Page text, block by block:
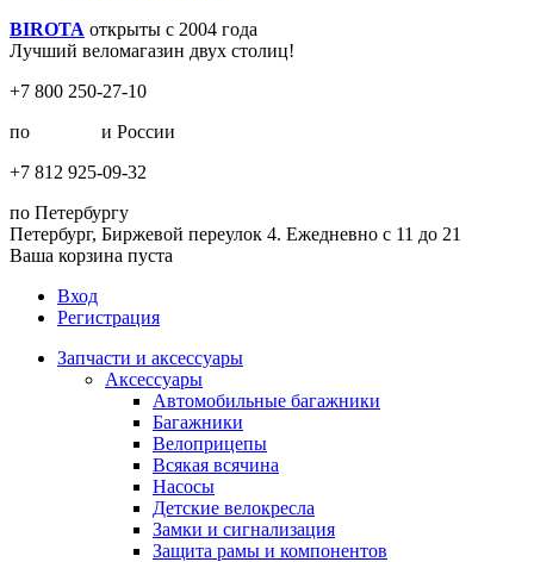
BIROTA открыты с 2004 года
Лучший веломагазин двух столиц!
+7 800 250-27-10
по
и России
+7 812 925-09-32
по Петербургу
Петербург, Биржевой переулок 4. Ежедневно с 11 до 21
Ваша корзина пуста
Вход
Регистрация
Запчасти и аксессуары
Аксессуары
Автомобильные багажники
Багажники
Велоприцепы
Всякая всячина
Насосы
Детские велокресла
Замки и сигнализация
Защита рамы и компонентов